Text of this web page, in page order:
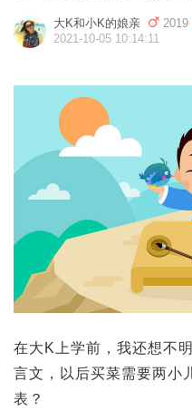
大K和小K的娘亲 2019
2021-10-05 10:14:11
在大K上学前，我还想不
言文，以后买菜需要两小
表？